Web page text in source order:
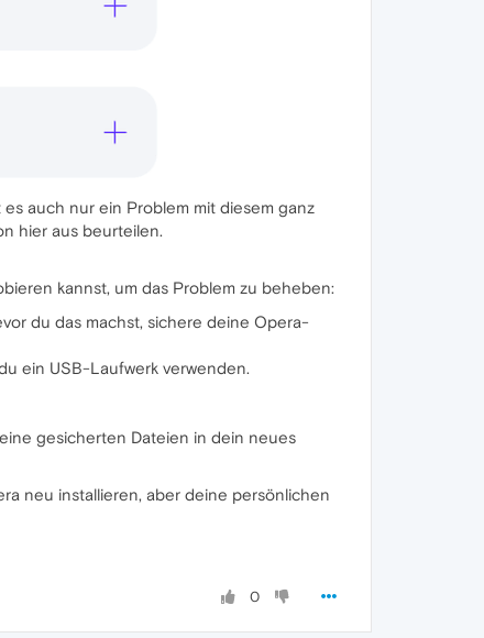
auch nur ein Problem mit diesem ganz
hier aus beurteilen.
kannst, um das Problem zu beheben:
du das machst, sichere deine Opera-
ein USB-Laufwerk verwenden.
gesicherten Dateien in dein neues
neu installieren, aber deine persönlichen
0